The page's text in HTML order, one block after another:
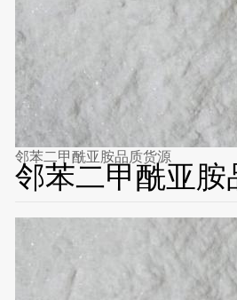
邻苯二甲酰亚胺品质货源
邻苯二甲酰亚胺